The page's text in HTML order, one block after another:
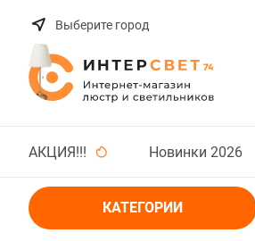
Выберите город
АКЦИЯ!!! Новинки 2026
КАТЕГОРИИ